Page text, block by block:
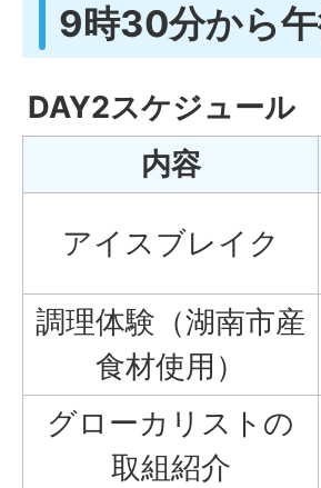
9時30分から
DAY2スケジュール
内容
アイスブレイク
調理体験（湖南市産
食材使用）
グローカリストの
取組紹介